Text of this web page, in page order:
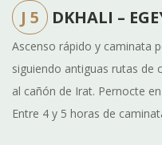
J 5 DKHALI –
Ascenso rápido y caminata
siguiendo antiguas rutas de
al cañón de Irat. Pernocte
Entre 4 y 5 horas de